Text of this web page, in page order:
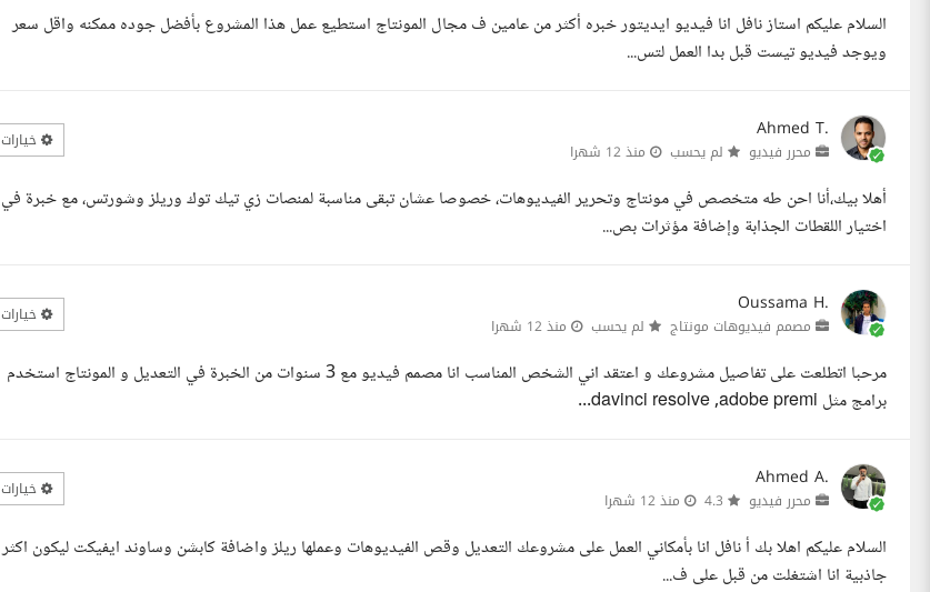
السلام عليكم استاز نافل انا فيديو ايديتور خبره أكثر من عامين ف مجال المونتاج استطيع عمل هذا المشروع بأفضل جوده ممكنه واقل سعر
ويوجد فيديو تيست قبل بدا العمل لتس...
Ahmed T.
محرر فيديو لم يحسب منذ 12 شهرا خيارات
أهلا بيك،أنا احن طه متخصص في مونتاج وتحرير الفيديوهات، خصوصا عشان تبقى مناسبة لمنصات زي تيك توك وريلز وشورتس، مع خبرة في
اختيار اللقطات الجذابة وإضافة مؤثرات بص...
Oussama H.
مصمم فيديوهات مونتاج لم يحسب منذ 12 شهرا خيارات
مرحبا اتطلعت على تفاصيل مشروعك و اعتقد اني الشخص المناسب انا مصمم فيديو مع 3 سنوات من الخبرة في التعديل و المونتاج استخدم
برامج مثل davinci resolve ,adobe premi...
Ahmed A.
محرر فيديو منذ 12 شهرا خيارات
السلام عليكم اهلا بك أ نافل انا بأمكاني العمل على مشروعك التعديل وقص الفيديوهات وعملها ريلز واضافة كابشن وساوند ايفيكت ليكون اكثر
جاذبية انا اشتغلت من قبل على ف...